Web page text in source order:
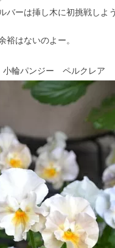
バーは挿し木に初挑戦しよ
裕はないのよー。
輪パンジー ペルクレア